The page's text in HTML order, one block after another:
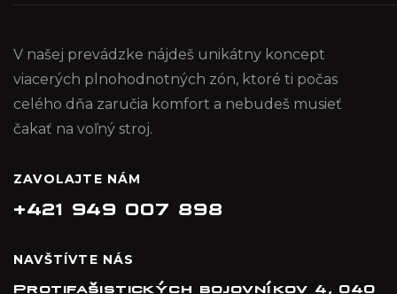
V našej prevádzke nájdeš unikátny koncept
viacerých plnohodnotných zón, ktoré ti počas
celého dňa zaručia komfort a nebudeš musieť
čakať na voľný stroj.
ZAVOLAJTE NÁM
+421 949 007 898
NAVŠTÍVTE NÁS
Protifašistických bojovníkov 4, 040